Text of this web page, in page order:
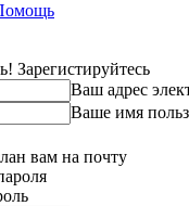
Зарегистируйтесь
Ваш адрес
Ваше имя
вам на почту